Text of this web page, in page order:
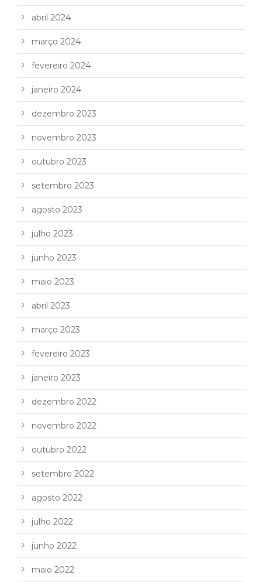
abril 2024
março 2024
fevereiro 2024
janeiro 2024
dezembro 2023
novembro 2023
outubro 2023
setembro 2023
agosto 2023
julho 2023
junho 2023
maio 2023
abril 2023
março 2023
fevereiro 2023
janeiro 2023
dezembro 2022
novembro 2022
outubro 2022
setembro 2022
agosto 2022
julho 2022
junho 2022
maio 2022